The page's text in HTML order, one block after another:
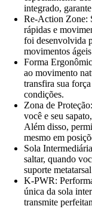
integrado,
Re-Action Zone:
rápidas e
foi desenvolvida
movimentos
Forma
ao movimento
transfira sua
condições.
Zona de
você e seu
Além disso,
mesmo em
Sola
saltar, quando
suporte
K-PWR:
única da sola
transmite